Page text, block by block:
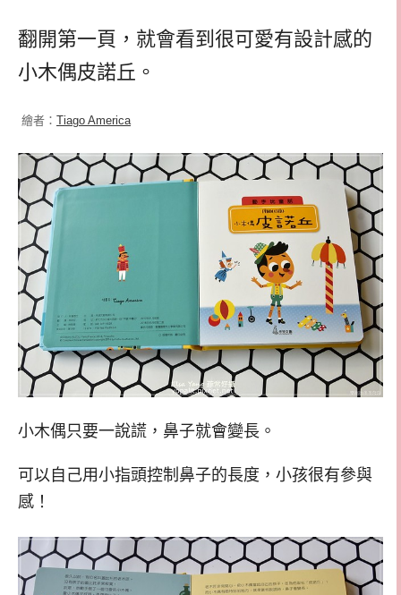
翻開第一頁，就會看到很可愛有設計感的
小木偶皮諾丘。
繪者： Tiago America
小木偶只要一說謊，鼻子就會變長。
可以自己用小指頭控制鼻子的長度，小孩很有參與
感！